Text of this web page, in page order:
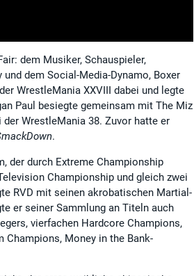
dem Musiker, Schauspieler,
dem Social-Media-Dynamo, Boxer
WrestleMania XXVIII dabei und legte
Paul besiegte gemeinsam mit The Miz
WrestleMania 38. Zuvor hatte er
.
der durch Extreme Championship
Championship und gleich zwei
RVD mit seinen akrobatischen Martial-
er seiner Sammlung an Titeln auch
vierfachen Hardcore Champions,
Champions, Money in the Bank-